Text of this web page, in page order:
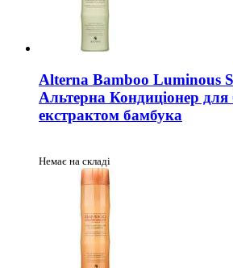
Alterna Bamboo Luminous
Альтерна Кондиціонер для
екстрактом бамбука
Немає на складі